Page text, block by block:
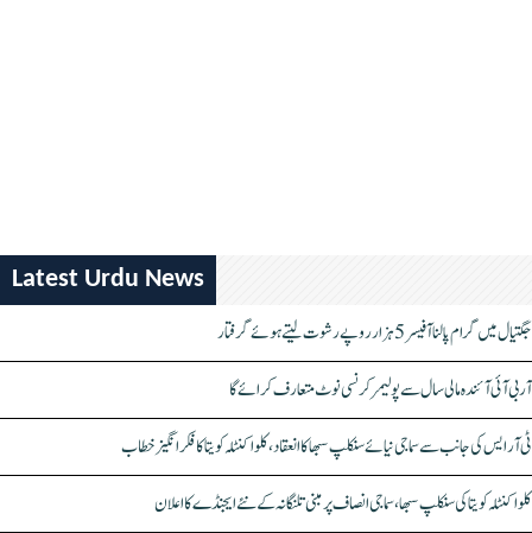
Latest Urdu News
جگتیال میں گرام پالنا آفیسر 5 ہزار روپے رشوت لیتے ہوئے گرفتار
آر بی آئی آئندہ مالی سال سے پولیمر کرنسی نوٹ متعارف کرائے گا
ٹی آر ایس کی جانب سے سماجی نیائے سنکلپ سبھا کا انعقاد، کلواکنٹلہ کویتا کا فکر انگیز خطاب
کلواکنٹلہ کویتا کی سنکلپ سبھا، سماجی انصاف پر مبنی تلنگانہ کے نئے ایجنڈے کا اعلان